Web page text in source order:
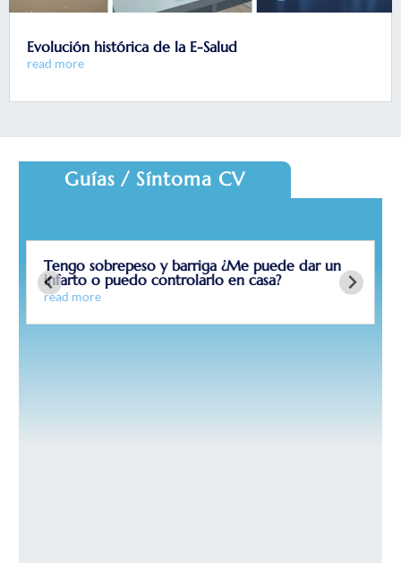
Evolución histórica de la E-Salud
read more
Guías / Síntoma CV
Tengo sobrepeso y barriga ¿Me puede dar un
infarto o puedo controlarlo en casa?
read more